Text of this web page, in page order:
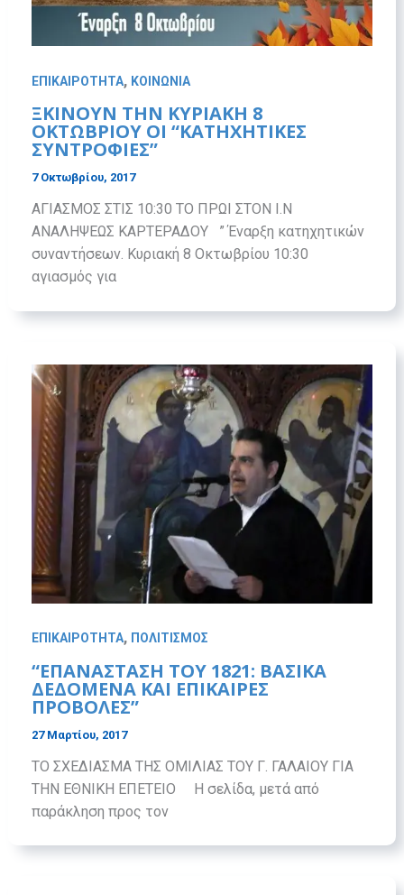
ΕΠΙΚΑΙΡΟΤΗΤΑ, ΚΟΙΝΩΝΙΑ
ΞΚΙΝΟΥΝ ΤΗΝ ΚΥΡΙΑΚΗ 8
ΟΚΤΩΒΡΙΟΥ ΟΙ “ΚΑΤΗΧΗΤΙΚΕΣ
ΣΥΝΤΡΟΦΙΕΣ”
7 Οκτωβρίου, 2017
ΑΓΙΑΣΜΟΣ ΣΤΙΣ 10:30 ΤΟ ΠΡΩΙ ΣΤΟΝ Ι.Ν
ΑΝΑΛΗΨΕΩΣ ΚΑΡΤΕΡΑΔΟΥ ” Έναρξη κατηχητικών
συναντήσεων. Κυριακή 8 Οκτωβρίου 10:30
αγιασμός για
ΕΠΙΚΑΙΡΟΤΗΤΑ, ΠΟΛΙΤΙΣΜΟΣ
“ΕΠΑΝΑΣΤΑΣΗ ΤΟΥ 1821: ΒΑΣΙΚΑ
ΔΕΔΟΜΕΝΑ ΚΑΙ ΕΠΙΚΑΙΡΕΣ
ΠΡΟΒΟΛΕΣ”
27 Μαρτίου, 2017
ΤΟ ΣΧΕΔΙΑΣΜΑ ΤΗΣ ΟΜΙΛΙΑΣ ΤΟΥ Γ. ΓΑΛΑΙΟΥ ΓΙΑ
ΤΗΝ ΕΘΝΙΚΗ ΕΠΕΤΕΙΟ Η σελίδα, μετά από
παράκληση προς τον